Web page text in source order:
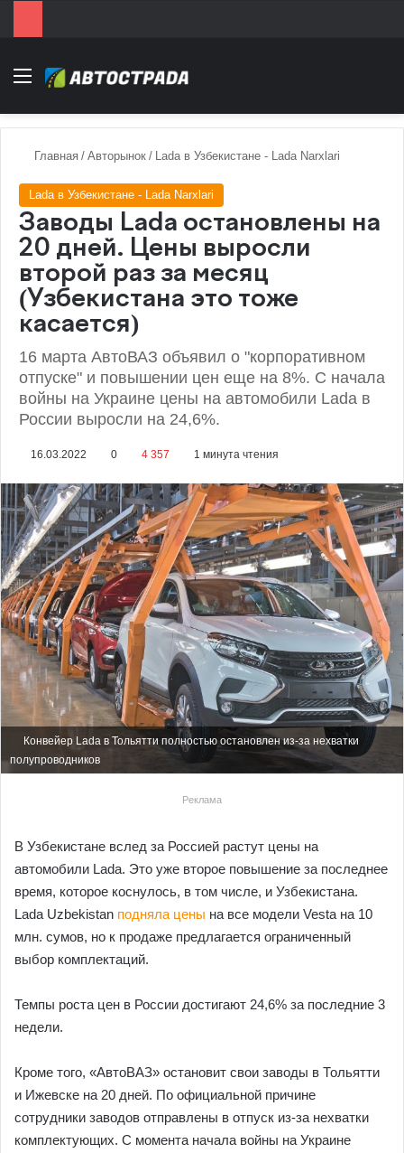
Menu
Главная / Авторынок / Lada в Узбекистане - Lada Narxlari
Lada в Узбекистане - Lada Narxlari
Заводы Lada остановлены на
20 дней. Цены выросли
второй раз за месяц
(Узбекистана это тоже
касается)
16 марта АвтоВАЗ объявил о "корпоративном
отпуске" и повышении цен еще на 8%. С начала
войны на Украине цены на автомобили Lada в
России выросли на 24,6%.
16.03.2022 0 4 357 1 минута чтения
Конвейер Lada в Тольятти полностью остановлен из-за нехватки
полупроводников
Реклама
В Узбекистане вслед за Россией растут цены на
автомобили Lada. Это уже второе повышение за последнее
время, которое коснулось, в том числе, и Узбекистана.
Lada Uzbekistan подняла цены на все модели Vesta на 10
млн. сумов, но к продаже предлагается ограниченный
выбор комплектаций.
Темпы роста цен в России достигают 24,6% за последние 3
недели.
Кроме того, «АвтоВАЗ» остановит свои заводы в Тольятти
и Ижевске на 20 дней. По официальной причине
сотрудники заводов отправлены в отпуск из-за нехватки
комплектующих. С момента начала войны на Украине